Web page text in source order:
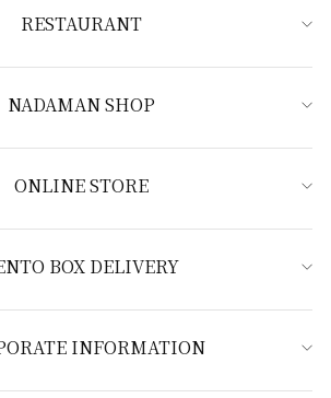
RESTAURANT
NADAMAN SHOP
ONLINE STORE
BOX DELIVERY
INFORMATION